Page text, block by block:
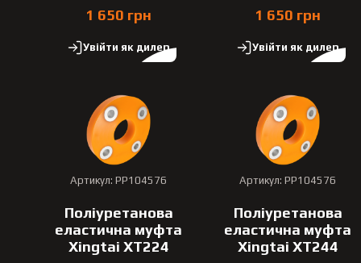
1 650 грн
Увійти як дилер
1 650 грн
Увійти як дилер
Артикул: PP104576
Поліуретанова
еластична муфта
Xingtai XT224
Артикул: PP104576
Поліуретанова
еластична муфта
Xingtai XT244